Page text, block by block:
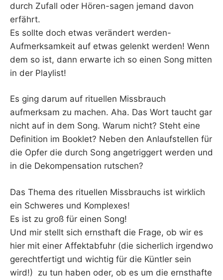
durch Zufall oder Hören-sagen jemand davon
erfährt.
Es sollte doch etwas verändert werden-
Aufmerksamkeit auf etwas gelenkt werden! Wenn
dem so ist, dann erwarte ich so einen Song mitten
in der Playlist!
Es ging darum auf rituellen Missbrauch
aufmerksam zu machen. Aha. Das Wort taucht gar
nicht auf in dem Song. Warum nicht? Steht eine
Definition im Booklet? Neben den Anlaufstellen für
die Opfer die durch Song angetriggert werden und
in die Dekompensation rutschen?
Das Thema des rituellen Missbrauchs ist wirklich
ein Schweres und Komplexes!
Es ist zu groß für einen Song!
Und mir stellt sich ernsthaft die Frage, ob wir es
hier mit einer Affektabfuhr (die sicherlich irgendwo
gerechtfertigt und wichtig für die Küntler sein
wird!) zu tun haben oder, ob es um die ernsthafte